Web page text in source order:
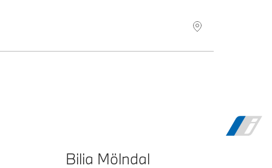
Bilia Mölndal